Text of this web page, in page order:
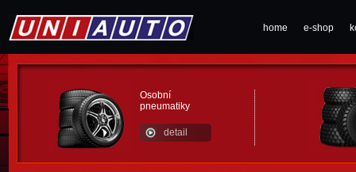
home e-shop
Osobní
pneumatiky
detail